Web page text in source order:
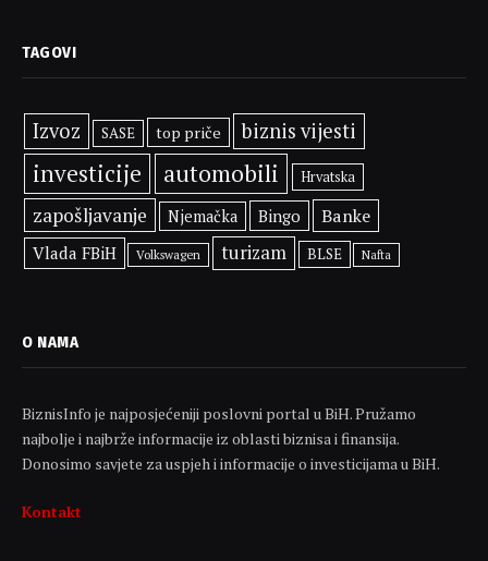
TAGOVI
Izvoz SASE top priče biznis vijesti
investicije automobili Hrvatska
zapošljavanje Njemačka Bingo Banke
Vlada FBiH Volkswagen turizam BLSE Nafta
O NAMA
BiznisInfo je najposjećeniji poslovni portal u BiH. Pružamo
najbolje i najbrže informacije iz oblasti biznisa i finansija.
Donosimo savjete za uspjeh i informacije o investicijama u BiH.
Kontakt